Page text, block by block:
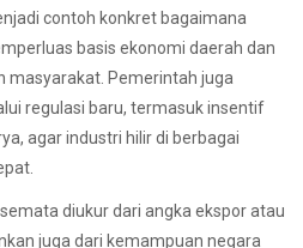
contoh konkret bagaimana
basis ekonomi daerah dan
masyarakat. Pemerintah juga
regulasi baru, termasuk insentif
agar industri hilir di berbagai
diukur dari angka ekspor atau
juga dari kemampuan negara